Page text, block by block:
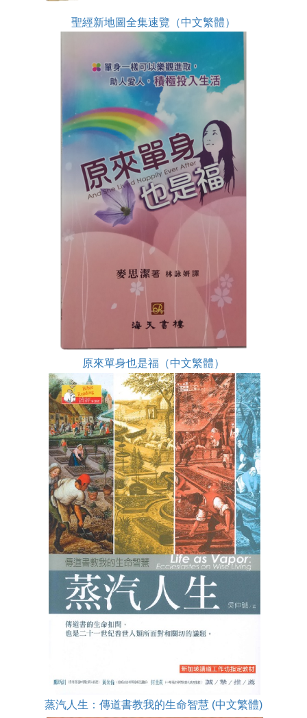
聖經新地圖全集速覽（中文繁體）
原來單身也是福（中文繁體）
蒸汽人生：傳道書教我的生命智慧 (中文繁體)